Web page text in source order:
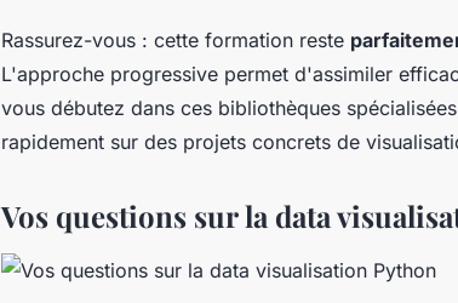
Rassurez-vous : cette formation reste
L'approche progressive permet d'assimiler
vous débutez dans ces bibliothèques
rapidement sur des projets concrets de
Vos questions sur la data